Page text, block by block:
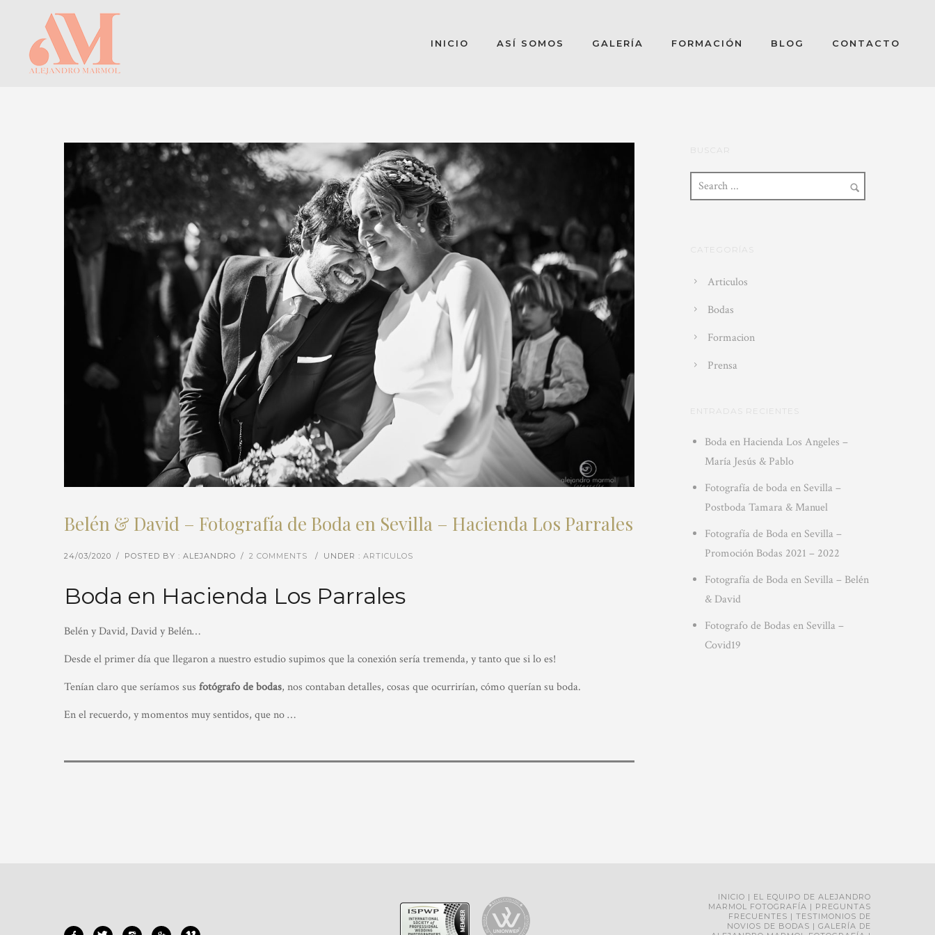
INICIO ASÍ SOMOS GALERÍA FORMACIÓN BLOG CONTACTO
Belén & David – Fotografía de Boda en Sevilla – Hacienda Los Parrales
24/03/2020 / POSTED BY : ALEJANDRO / 2 COMMENTS / UNDER : ARTICULOS
Boda en Hacienda Los Parrales
Belén y David, David y Belén…
Desde el primer día que llegaron a nuestro estudio supimos que la conexión sería tremenda, y tanto que si lo es!
Tenían claro que seríamos sus fotógrafo de bodas, nos contaban detalles, cosas que ocurrirían, cómo querían su boda.
En el recuerdo, y momentos muy sentidos, que no …
Articulos
Bodas
Formacion
Prensa
Boda en Hacienda Los Angeles –
María Jesús & Pablo
Fotografía de boda en Sevilla –
Postboda Tamara & Manuel
Fotografía de Boda en Sevilla –
Promoción Bodas 2021 – 2022
Fotografía de Boda en Sevilla – Belén
& David
Fotografo de Bodas en Sevilla –
Covid19
INICIO
EL EQUIPO DE ALEJANDRO
MARMOL FOTOGRAFÍA
PREGUNTAS
FRECUENTES
TESTIMONIOS DE
NOVIOS DE BODAS
GALERÍA DE